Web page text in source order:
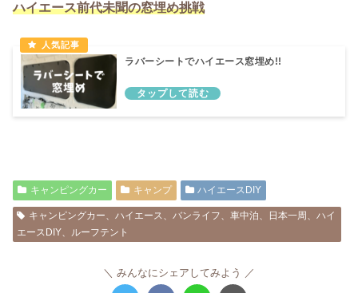
ハイエース前代未聞の窓埋め挑戦
ラバーシートでハイエース窓埋め!!
キャンピングカー キャンプ ハイエースDIY
キャンピングカー、ハイエース、バンライフ、車中泊、日本一周、ハイ
エースDIY、ルーフテント
みんなにシェアしてみよう